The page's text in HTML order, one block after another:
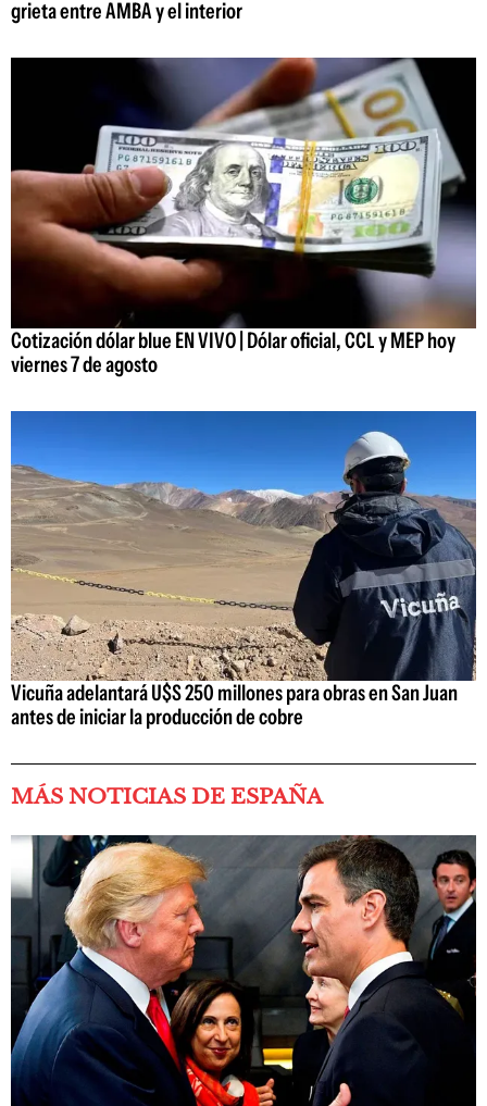
grieta entre AMBA y el interior
Cotización dólar blue EN VIVO | Dólar oficial, CCL y MEP hoy
viernes 7 de agosto
Vicuña adelantará U$S 250 millones para obras en San Juan
antes de iniciar la producción de cobre
MÁS NOTICIAS DE ESPAÑA